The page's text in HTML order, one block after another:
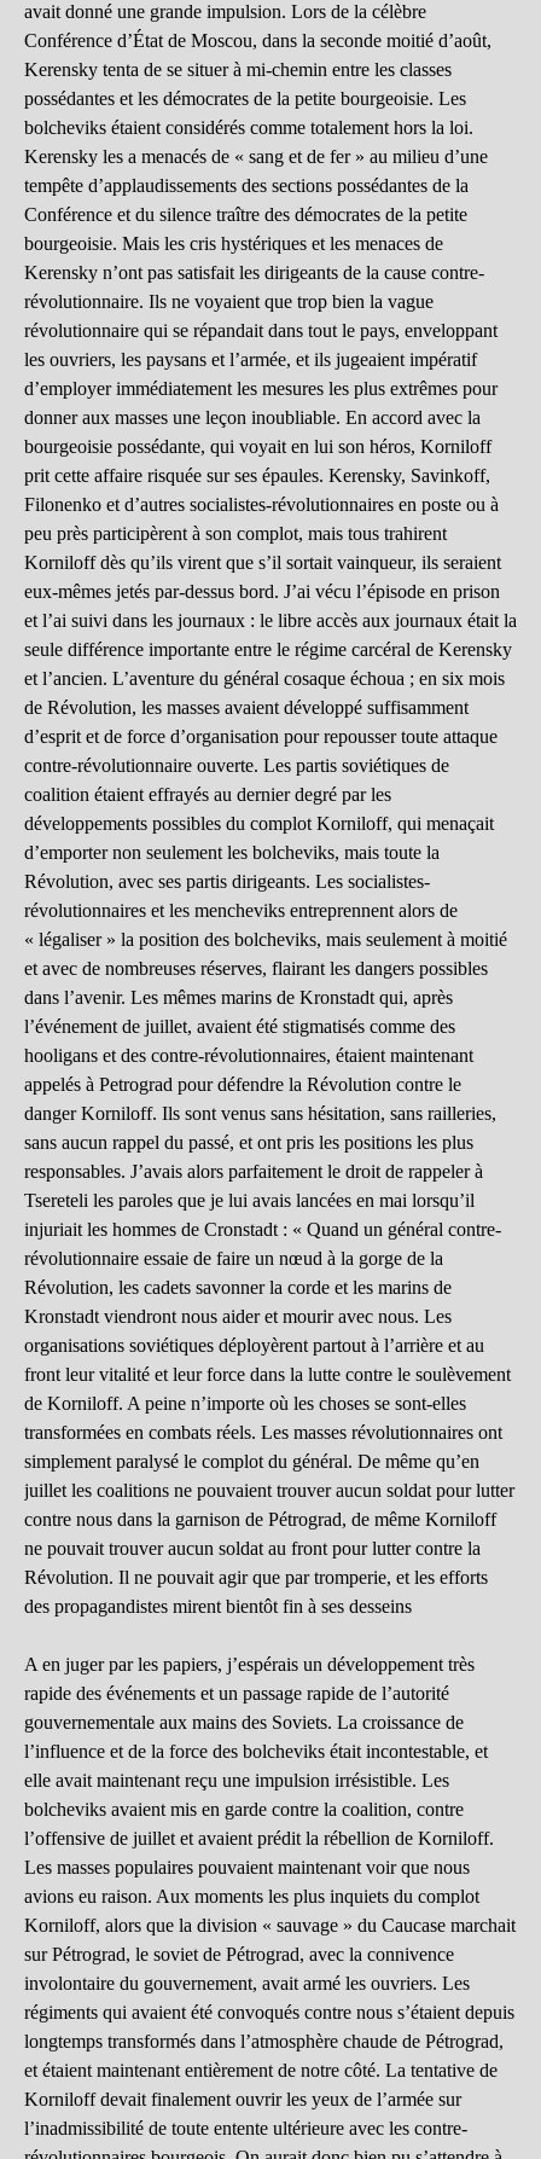
avait donné une grande impulsion. Lors de la célèbre
Conférence d’État de Moscou, dans la seconde moitié d’août,
Kerensky tenta de se situer à mi-chemin entre les classes
possédantes et les démocrates de la petite bourgeoisie. Les
bolcheviks étaient considérés comme totalement hors la loi.
Kerensky les a menacés de « sang et de fer » au milieu d’une
tempête d’applaudissements des sections possédantes de la
Conférence et du silence traître des démocrates de la petite
bourgeoisie. Mais les cris hystériques et les menaces de
Kerensky n’ont pas satisfait les dirigeants de la cause contre-
révolutionnaire. Ils ne voyaient que trop bien la vague
révolutionnaire qui se répandait dans tout le pays, enveloppant
les ouvriers, les paysans et l’armée, et ils jugeaient impératif
d’employer immédiatement les mesures les plus extrêmes pour
donner aux masses une leçon inoubliable. En accord avec la
bourgeoisie possédante, qui voyait en lui son héros, Korniloff
prit cette affaire risquée sur ses épaules. Kerensky, Savinkoff,
Filonenko et d’autres socialistes-révolutionnaires en poste ou à
peu près participèrent à son complot, mais tous trahirent
Korniloff dès qu’ils virent que s’il sortait vainqueur, ils seraient
eux-mêmes jetés par-dessus bord. J’ai vécu l’épisode en prison
et l’ai suivi dans les journaux : le libre accès aux journaux était la
seule différence importante entre le régime carcéral de Kerensky
et l’ancien. L’aventure du général cosaque échoua ; en six mois
de Révolution, les masses avaient développé suffisamment
d’esprit et de force d’organisation pour repousser toute attaque
contre-révolutionnaire ouverte. Les partis soviétiques de
coalition étaient effrayés au dernier degré par les
développements possibles du complot Korniloff, qui menaçait
d’emporter non seulement les bolcheviks, mais toute la
Révolution, avec ses partis dirigeants. Les socialistes-
révolutionnaires et les mencheviks entreprennent alors de
« légaliser » la position des bolcheviks, mais seulement à moitié
et avec de nombreuses réserves, flairant les dangers possibles
dans l’avenir. Les mêmes marins de Kronstadt qui, après
l’événement de juillet, avaient été stigmatisés comme des
hooligans et des contre-révolutionnaires, étaient maintenant
appelés à Petrograd pour défendre la Révolution contre le
danger Korniloff. Ils sont venus sans hésitation, sans railleries,
sans aucun rappel du passé, et ont pris les positions les plus
responsables. J’avais alors parfaitement le droit de rappeler à
Tsereteli les paroles que je lui avais lancées en mai lorsqu’il
injuriait les hommes de Cronstadt : « Quand un général contre-
révolutionnaire essaie de faire un nœud à la gorge de la
Révolution, les cadets savonner la corde et les marins de
Kronstadt viendront nous aider et mourir avec nous. Les
organisations soviétiques déployèrent partout à l’arrière et au
front leur vitalité et leur force dans la lutte contre le soulèvement
de Korniloff. A peine n’importe où les choses se sont-elles
transformées en combats réels. Les masses révolutionnaires ont
simplement paralysé le complot du général. De même qu’en
juillet les coalitions ne pouvaient trouver aucun soldat pour lutter
contre nous dans la garnison de Pétrograd, de même Korniloff
ne pouvait trouver aucun soldat au front pour lutter contre la
Révolution. Il ne pouvait agir que par tromperie, et les efforts
des propagandistes mirent bientôt fin à ses desseins
A en juger par les papiers, j’espérais un développement très
rapide des événements et un passage rapide de l’autorité
gouvernementale aux mains des Soviets. La croissance de
l’influence et de la force des bolcheviks était incontestable, et
elle avait maintenant reçu une impulsion irrésistible. Les
bolcheviks avaient mis en garde contre la coalition, contre
l’offensive de juillet et avaient prédit la rébellion de Korniloff.
Les masses populaires pouvaient maintenant voir que nous
avions eu raison. Aux moments les plus inquiets du complot
Korniloff, alors que la division « sauvage » du Caucase marchait
sur Pétrograd, le soviet de Pétrograd, avec la connivence
involontaire du gouvernement, avait armé les ouvriers. Les
régiments qui avaient été convoqués contre nous s’étaient depuis
longtemps transformés dans l’atmosphère chaude de Pétrograd,
et étaient maintenant entièrement de notre côté. La tentative de
Korniloff devait finalement ouvrir les yeux de l’armée sur
l’inadmissibilité de toute entente ultérieure avec les contre-